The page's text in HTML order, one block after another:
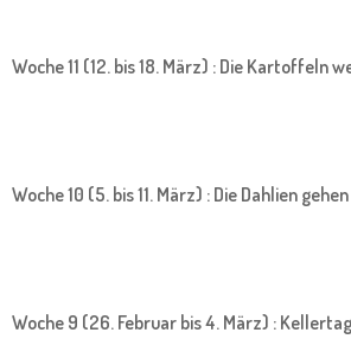
Woche 11 (12. bis 18. März) : Die Kartoffeln
Woche 10 (5. bis 11. März) : Die Dahlien
Woche 9 (26. Februar bis 4. März) :